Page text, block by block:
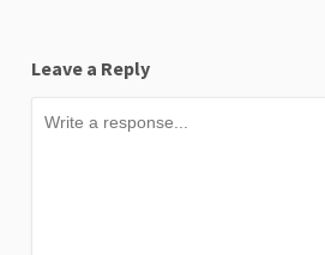
Leave a Reply